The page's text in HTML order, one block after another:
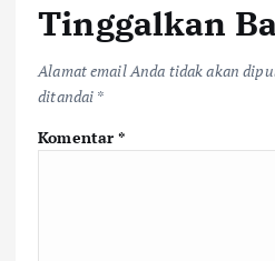
Tinggalkan
Alamat email Anda tidak akan
ditandai *
Komentar*